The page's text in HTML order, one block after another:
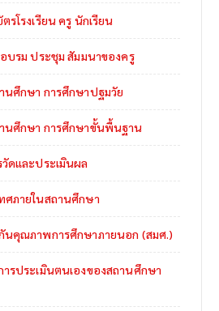
รโรงเรียน ครู นักเรียน
อบรม ประชุม สัมมนาของครู
นศึกษา การศึกษาปฐมวัย
นศึกษา การศึกษาขั้นพื้นฐาน
ดและประเมินผล
ศภายในสถานศึกษา
นคุณภาพการศึกษาภายนอก (สมศ.)
ารประเมินตนเองของสถานศึกษา